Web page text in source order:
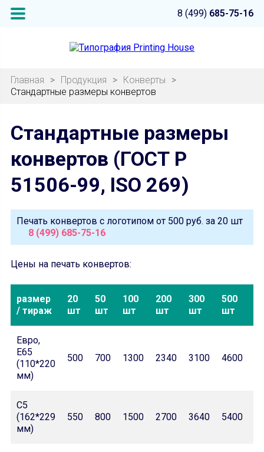
8 (499) 685-75-16
Главная > Продукция > Конверты
>
Стандартные размеры конвертов
Стандартные размеры
конвертов (ГОСТ Р
51506-99, ISO 269)
Печать конвертов с логотипом от 500 руб. за 20 шт
8 (499) 685-75-16
Цены на печать конвертов:
размер
/ тираж
20
шт
50
шт
100
шт
200
шт
300
шт
500
шт
Евро,
Е65
(110*220
мм)
500 700 1300 2340 3100 4600
С5
(162*229
мм)
550 800 1500 2700 3640 5400